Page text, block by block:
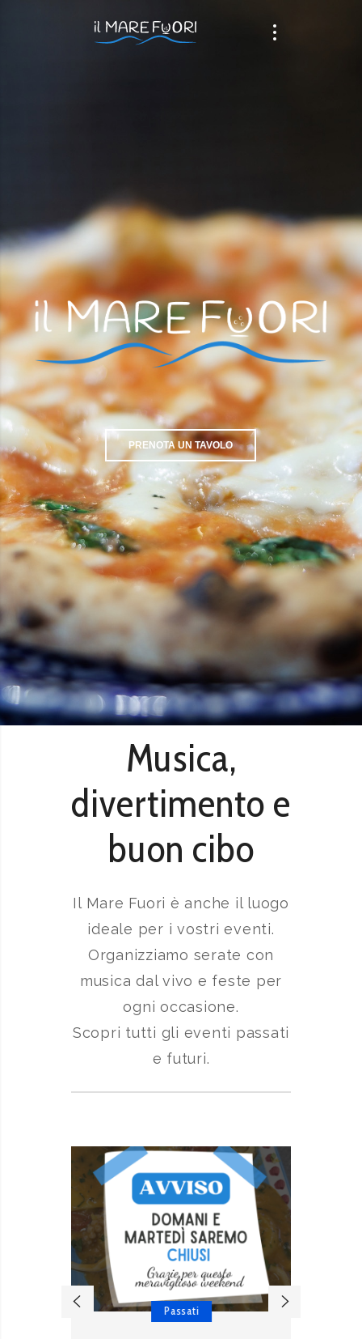
PRENOTA UN TAVOLO
Musica,
divertimento e
buon cibo
Il Mare Fuori è anche il luogo
ideale per i vostri eventi.
Organizziamo serate con
musica dal vivo e feste per
ogni occasione.
Scopri tutti gli eventi passati
e futuri.
Passati